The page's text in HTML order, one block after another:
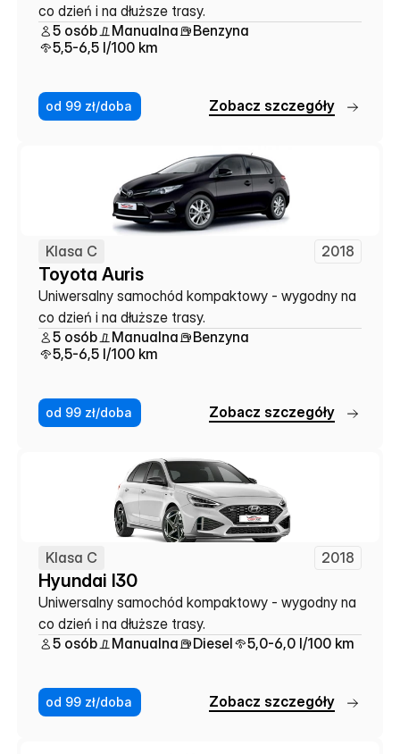
co dzień i na dłuższe trasy.
5 osób
Manualna
Benzyna
5,5-6,5 l/100 km
od 99 zł/doba Zobacz szczegóły
Klasa C 2018
Toyota Auris
Uniwersalny samochód kompaktowy - wygodny na
co dzień i na dłuższe trasy.
5 osób
Manualna
Benzyna
5,5-6,5 l/100 km
od 99 zł/doba Zobacz szczegóły
Klasa C 2018
Hyundai I30
Uniwersalny samochód kompaktowy - wygodny na
co dzień i na dłuższe trasy.
5 osób
Manualna Diesel 5,0-6,0 l/100 km
od 99 zł/doba Zobacz szczegóły